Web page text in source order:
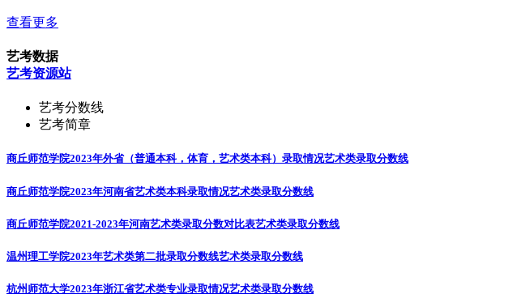
查看更多
艺考数据
艺考资源站
艺考分数线
艺考简章
商丘师范学院2023年外省（普通本科，体育，艺术类本科）录取情况艺术类录取分数线
商丘师范学院2023年河南省艺术类本科录取情况艺术类录取分数线
商丘师范学院2021-2023年河南艺术类录取分数对比表艺术类录取分数线
温州理工学院2023年艺术类第二批录取分数线艺术类录取分数线
杭州师范大学2023年浙江省艺术类专业录取情况艺术类录取分数线